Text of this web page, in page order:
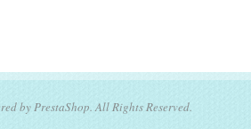
by PrestaShop. All Rights Reserved.